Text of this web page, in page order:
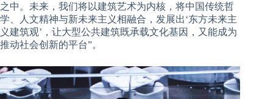
之中。未来，我们将以建筑艺术为内核，将中国传统哲
学、人文精神与新未来主义相融合，发展出‘东方未来主
义建筑观’，让大型公共建筑既承载文化基因，又能成为
推动社会创新的平台”。